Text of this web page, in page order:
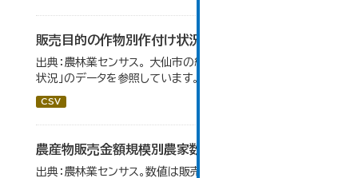
販売目的の作物別作付け状況
出典：農林業センサス。 大仙市の統計「3-1 農業経営体の
状況」のデータを参照しています。
CSV
農産物販売金額規模別農家数
出典：農林業センサス。数値は販売農家のみ。 大仙市の統